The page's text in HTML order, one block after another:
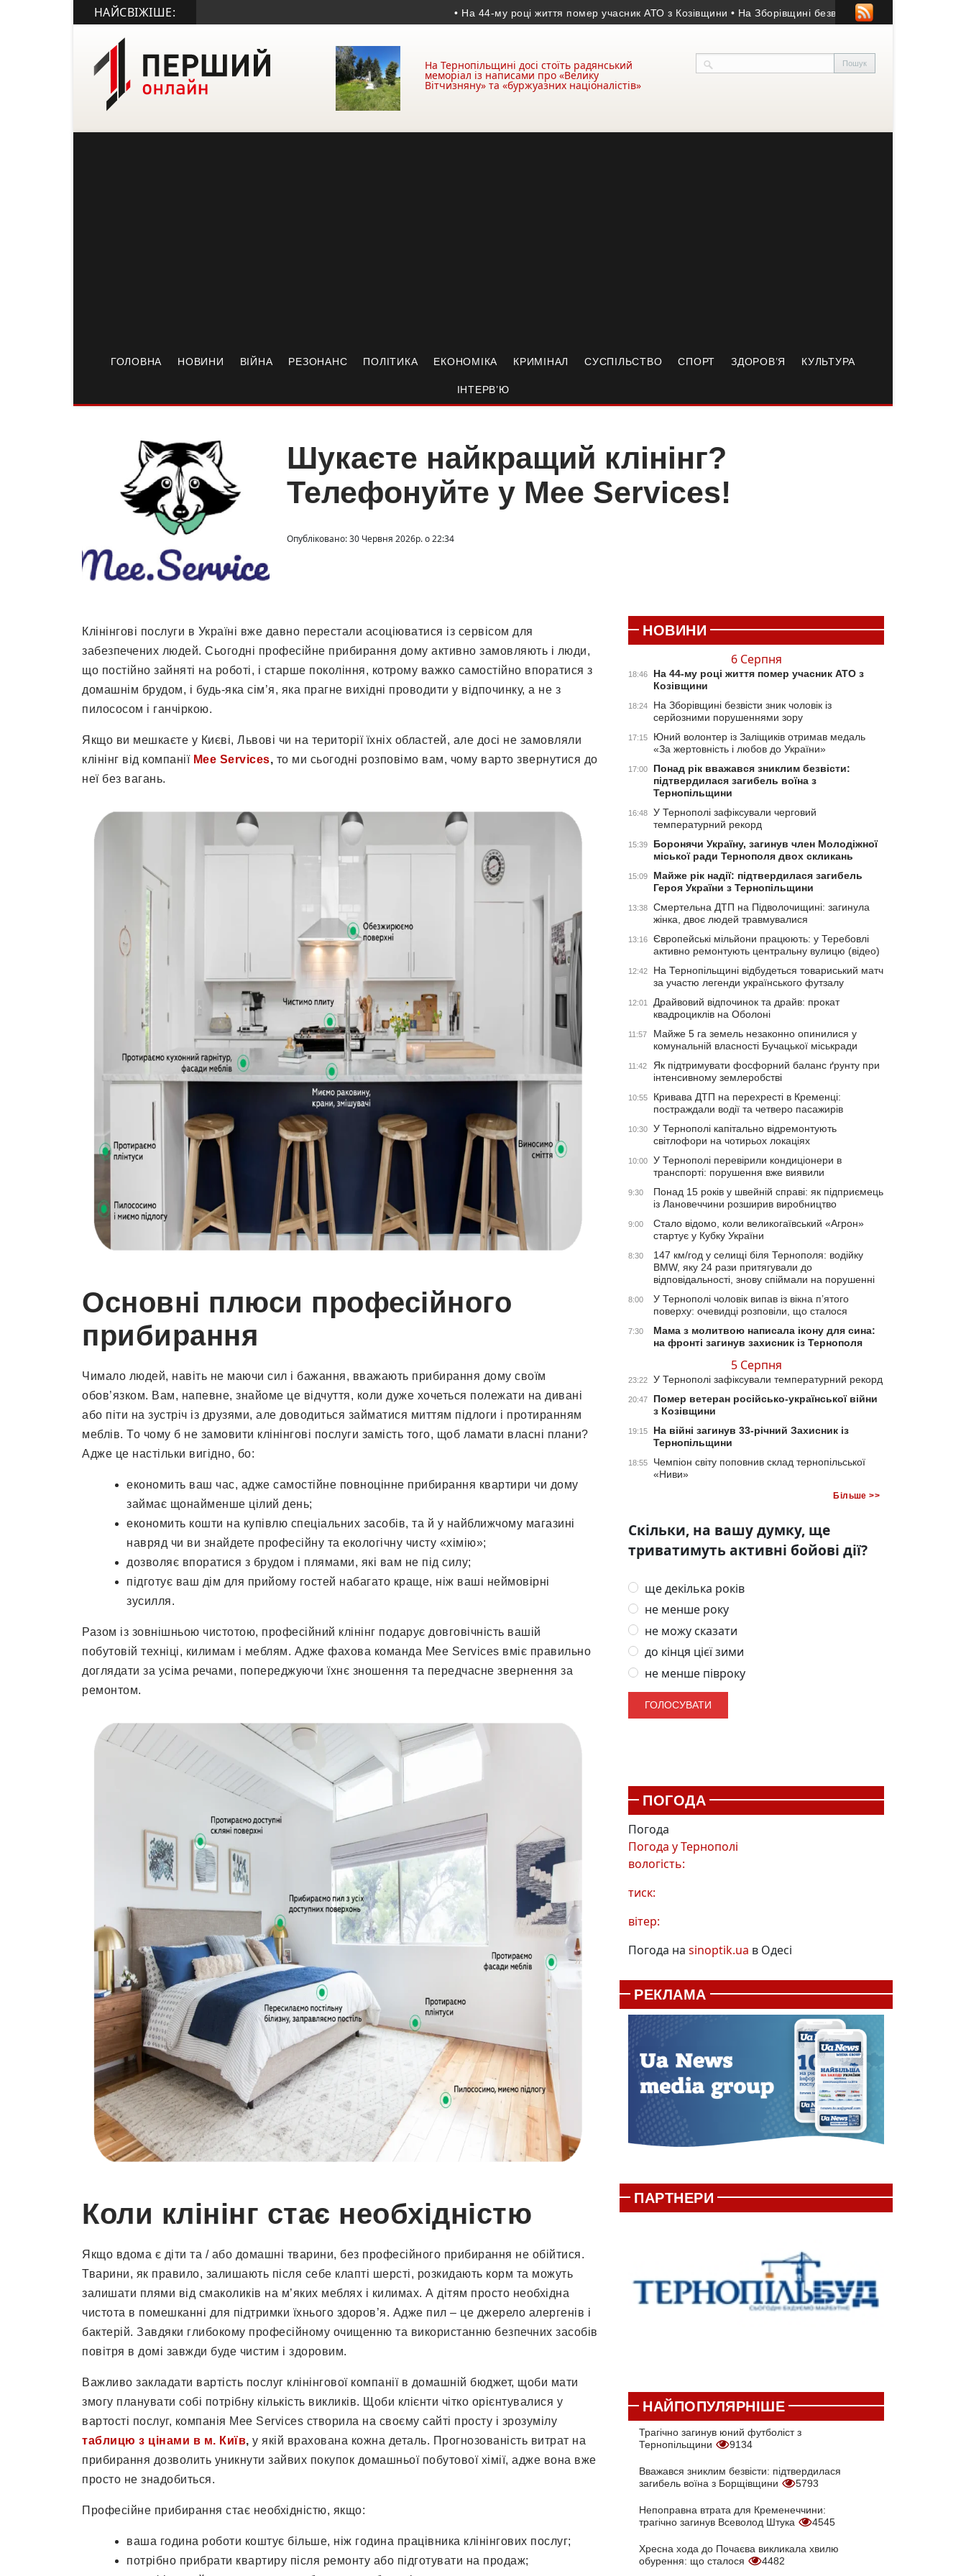
НАЙСВІЖІШЕ: • На 44-му році життя помер учасник АТО з Козівщини • На Зборівщині безвісти зник чоловік із серйозними
На Тернопільщині досі стоїть радянський
меморіал із написами про «Велику
Вітчизняну» та «буржуазних націоналістів»
ГОЛОВНА НОВИНИ ВІЙНА РЕЗОНАНС ПОЛІТИКА ЕКОНОМІКА КРИМІНАЛ СУСПІЛЬСТВО СПОРТ ЗДОРОВ’Я КУЛЬТУРА
ІНТЕРВ’Ю
Шукаєте найкращий клінінг?
Телефонуйте у Mee Services!
Опубліковано: 30 Червня 2026р. о 22:34
Клінінгові послуги в Україні вже давно перестали асоціюватися із сервісом для
забезпечених людей. Сьогодні професійне прибирання дому активно замовляють і люди,
що постійно зайняті на роботі, і старше покоління, котрому важко самостійно впоратися з
домашнім брудом, і будь-яка сім’я, яка прагне вихідні проводити у відпочинку, а не з
пилососом і ганчіркою.
Якщо ви мешкаєте у Києві, Львові чи на території їхніх областей, але досі не замовляли
клінінг від компанії Mee Services, то ми сьогодні розповімо вам, чому варто звернутися до
неї без вагань.
Основні плюси професійного
прибирання
Чимало людей, навіть не маючи сил і бажання, вважають прибирання дому своїм
обов’язком. Вам, напевне, знайоме це відчуття, коли дуже хочеться полежати на дивані
або піти на зустріч із друзями, але доводиться займатися миттям підлоги і протиранням
меблів. То чому б не замовити клінінгові послуги замість того, щоб ламати власні плани?
Адже це настільки вигідно, бо:
економить ваш час, адже самостійне повноцінне прибирання квартири чи дому
займає щонайменше цілий день;
економить кошти на купівлю спеціальних засобів, та й у найближчому магазині
навряд чи ви знайдете професійну та екологічну чисту «хімію»;
дозволяє впоратися з брудом і плямами, які вам не під силу;
підготує ваш дім для прийому гостей набагато краще, ніж ваші неймовірні
зусилля.
Разом із зовнішньою чистотою, професійний клінінг подарує довговічність вашій
побутовій техніці, килимам і меблям. Адже фахова команда Mee Services вміє правильно
доглядати за усіма речами, попереджуючи їхнє зношення та передчасне звернення за
ремонтом.
Коли клінінг стає необхідністю
Якщо вдома є діти та / або домашні тварини, без професійного прибирання не обійтися.
Тварини, як правило, залишають після себе клапті шерсті, розкидають корм та можуть
залишати плями від смаколиків на м’яких меблях і килимах. А дітям просто необхідна
чистота в помешканні для підтримки їхнього здоров’я. Адже пил – це джерело алергенів і
бактерій. Завдяки глибокому професійному очищенню та використанню безпечних засобів
повітря в домі завжди буде чистим і здоровим.
Важливо закладати вартість послуг клінінгової компанії в домашній бюджет, щоби мати
змогу планувати собі потрібну кількість викликів. Щоби клієнти чітко орієнтувалися у
вартості послуг, компанія Mee Services створила на своєму сайті просту і зрозумілу
таблицю з цінами в м. Київ, у якій врахована кожна деталь. Прогнозованість витрат на
прибирання дозволить уникнути зайвих покупок домашньої побутової хімії, адже вона вже
просто не знадобиться.
Професійне прибирання стає необхідністю, якщо:
ваша година роботи коштує більше, ніж година працівника клінінгових послуг;
потрібно прибрати квартиру після ремонту або підготувати на продаж;
НОВИНИ
6 Серпня
18:46
На 44-му році життя помер учасник АТО з
Козівщини
18:24
На Зборівщині безвісти зник чоловік із
серйозними порушеннями зору
17:15
Юний волонтер із Заліщиків отримав медаль
«За жертовність і любов до України»
17:00
Понад рік вважався зниклим безвісти:
підтвердилася загибель воїна з
Тернопільщини
16:48
У Тернополі зафіксували черговий
температурний рекорд
15:39
Боронячи Україну, загинув член Молодіжної
міської ради Тернополя двох скликань
15:09
Майже рік надії: підтвердилася загибель
Героя України з Тернопільщини
13:38
Смертельна ДТП на Підволочищині: загинула
жінка, двоє людей травмувалися
13:16
Європейські мільйони працюють: у Теребовлі
активно ремонтують центральну вулицю (відео)
12:42
На Тернопільщині відбудеться товариський матч
за участю легенди українського футзалу
12:01
Драйвовий відпочинок та драйв: прокат
квадроциклів на Оболоні
11:57
Майже 5 га земель незаконно опинилися у
комунальній власності Бучацької міськради
11:42
Як підтримувати фосфорний баланс ґрунту при
інтенсивному землеробстві
10:55
Кривава ДТП на перехресті в Кременці:
постраждали водії та четверо пасажирів
10:30
У Тернополі капітально відремонтують
світлофори на чотирьох локаціях
10:00
У Тернополі перевірили кондиціонери в
транспорті: порушення вже виявили
9:30
Понад 15 років у швейній справі: як підприємець
із Лановеччини розширив виробництво
9:00
Стало відомо, коли великогаївський «Агрон»
стартує у Кубку України
8:30
147 км/год у селищі біля Тернополя: водійку
BMW, яку 24 рази притягували до
відповідальності, знову спіймали на порушенні
8:00
У Тернополі чоловік випав із вікна п’ятого
поверху: очевидці розповіли, що сталося
7:30
Мама з молитвою написала ікону для сина:
на фронті загинув захисник із Тернополя
5 Серпня
23:22 У Тернополі зафіксували температурний рекорд
20:47
Помер ветеран російсько-української війни
з Козівщини
19:15
На війні загинув 33-річний Захисник із
Тернопільщини
18:55
Чемпіон світу поповнив склад тернопільської
«Ниви»
Більше >>
Скільки, на вашу думку, ще
триватимуть активні бойові дії?
ще декілька років
не менше року
не можу сказати
до кінця цієї зими
не менше півроку
ПОГОДА
Погода
Погода уТернополі
вологість:
тиск:
вітер:
Погода на sinoptik.ua в Одесі
РЕКЛАМА
ПАРТНЕРИ
НАЙПОПУЛЯРНІШЕ
Трагічно загинув юний футболіст з
Тернопільщини
9134
Вважався зниклим безвісти: підтвердилася
загибель воїна з Борщівщини
5793
Непоправна втрата для Кременеччини:
трагічно загинув Всеволод Штука
4545
Хресна хода до Почаєва викликала хвилю
обурення: що сталося
4482